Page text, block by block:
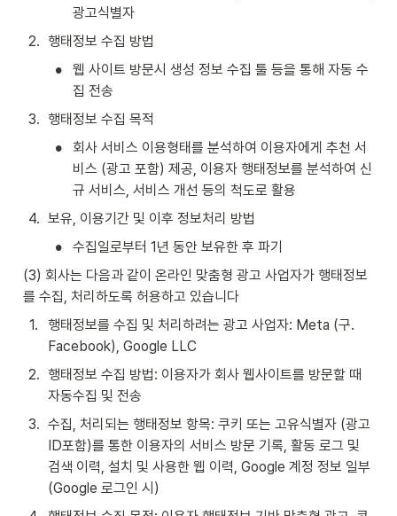
광고식별자
2. 행태정보 수집 방법
•
웹 사이트 방문시 생성 정보 수집 툴 등을 통해 자동 수
집 전송
3. 행태정보 수집 목적
•
회사 서비스 이용형태를 분석하여 이용자에게 추천 서
비스 (광고 포함) 제공, 이용자 행태정보를 분석하여 신
규 서비스, 서비스 개선 등의 척도로 활용
4. 보유, 이용기간 및 이후 정보처리 방법
•
수집일로부터 1년 동안 보유한 후 파기
(3) 회사는 다음과 같이 온라인 맞춤형 광고 사업자가 행태정보
를 수집, 처리하도록 허용하고 있습니다
1.
행태정보를 수집 및 처리하려는 광고 사업자: Meta (구.
Facebook), Google LLC
2. 행태정보 수집 방법: 이용자가 회사 웹사이트를 방문할 때
자동수집 및 전송
3. 수집, 처리되는 행태정보 항목: 쿠키 또는 고유식별자 (광고
ID포함)를 통한 이용자의 서비스 방문 기록, 활동 로그 및
검색 이력, 설치 및 사용한 웹 이력, Google 계정 정보 일부
(Google 로그인 시)